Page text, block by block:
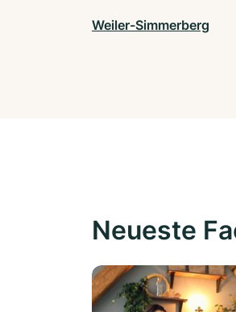
Weiler-Simmerberg
Neueste